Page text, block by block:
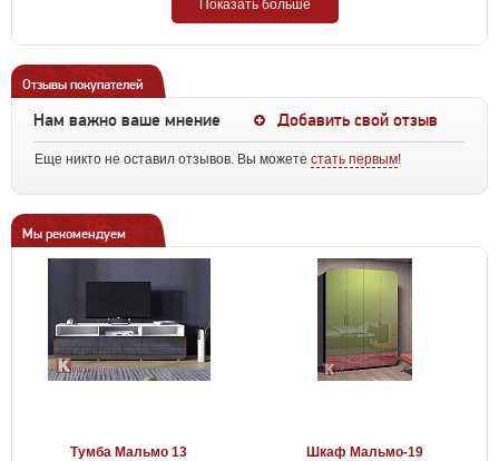
Показать больше
Отзывы покупателей
Нам важно ваше мнение Добавить свой отзыв
Еще никто не оставил отзывов. Вы можете стать первым!
Мы рекомендуем
Тумба Мальмо 13 Шкаф Мальмо-19